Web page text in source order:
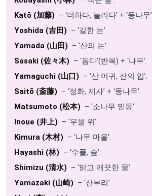
Katō (加藤) – ‘더하다, 늘리다’ + ‘등나무’.
Yoshida (吉田) – ‘길한 논’.
Yamada (山田) – ‘산의 논’.
Sasaki (佐々木) – ‘돕다’(반복) + ‘나무’.
Yamaguchi (山口) – ‘산 어귀, 산의 입’.
Saitō (斎藤) – ‘정화, 제사’ + ‘등나무’.
Matsumoto (松本) – ‘소나무 밑동’.
Inoue (井上) – ‘우물 위’.
Kimura (木村) – ‘나무 마을’.
Hayashi (林) – ‘수풀, 숲’.
Shimizu (清水) – ‘맑고 깨끗한 물’.
Yamazaki (山崎) – ‘산부리’.